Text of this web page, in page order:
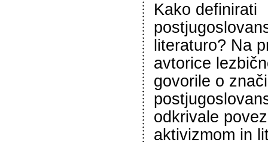
Kako definirati
literaturo? Na
avtorice
govorile o
odkrivale
aktivizmom in